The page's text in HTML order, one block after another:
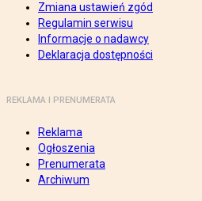
Zmiana ustawień zgód
Regulamin serwisu
Informacje o nadawcy
Deklaracja dostępności
REKLAMA I PRENUMERATA
Reklama
Ogłoszenia
Prenumerata
Archiwum